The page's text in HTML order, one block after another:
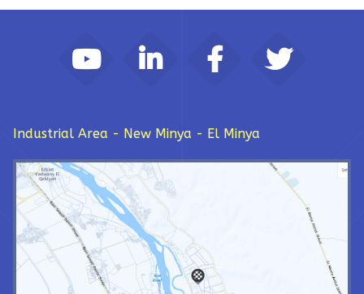
Industrial Area - New Minya - El Minya